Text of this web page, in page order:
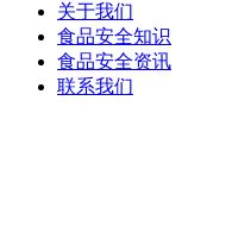
关于我们
食品安全知识
食品安全资讯
联系我们